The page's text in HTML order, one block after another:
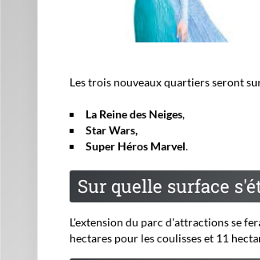
Les trois nouveaux quartiers seront
La Reine des Neiges,
Star Wars,
Super Héros Marvel.
Sur quelle surface
L'extension du parc d'attractions se
hectares pour les coulisses et 11